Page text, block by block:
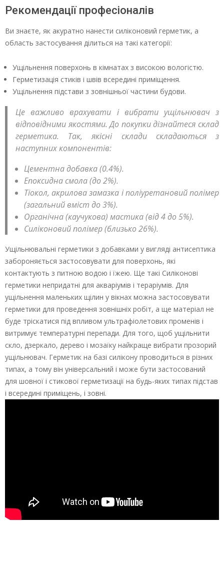
Рекомендації професіоналів
Ви знаєте, як акуратно нанести силіконовий герметик, а
область застосування ділиться на такі категорії:
Ущільнення поверхонь в кімнатах з високою вологістю.
Герметизація стиків і швів всередині приміщення.
Ущільнення підстави з зовнішньої частини будови.
Це важливо врахувати і вибрати ущільнювач з
відповідними якостями. До покупки дізнайтеся склад
герметика. Так, якісні склади складаються з
наступних компонентів:
Цементна добавка (0.4%).
Епоксидна смола (до 2%).
Тіокол, акрилова замазка і поліуретановий полімер
(загальний вміст до 3%).
Органічна (каучукова) мастика (від 4 до 5%).
Силіконовий полімер (близько 26%).
Ущільнювальні герметики з добавками у вигляді антисептика
забороняється застосовувати для поверхонь, які
контактують з питною водою і їжею. Ще такі Силіконові
герметики непридатні для акваріумів і тераріумів. Для
ущільнення маленьких щілин у вікнах можна застосовувати
герметики для проведення зовнішніх робіт, а ще матеріал не
буде тріскатися під впливом ультрафіолетових променів і
витримує температурні перепади. Для того, щоб ущільнити
скло, дзеркало, дерево і мозаїку найкраще вибрати прозорий
ущільнювач. Герметик на базі силікону проводиться в різних
типах, а тому він універсальний і може бути застосований
для шовної і стикової герметизації на будь-яких типах підстав
і всередині приміщень, і зовні.